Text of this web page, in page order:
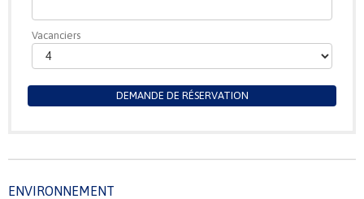
Vacanciers
DEMANDE DE RÉSERVATION
ENVIRONNEMENT